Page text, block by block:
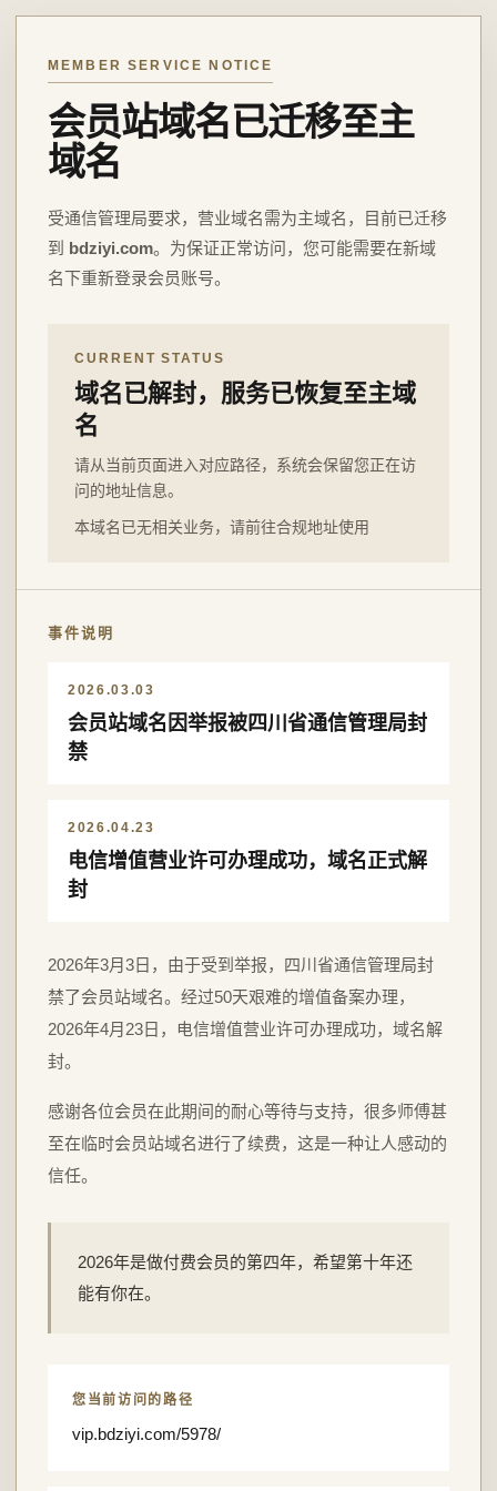
MEMBER SERVICE NOTICE
会员站域名已迁移至主
域名
受通信管理局要求，营业域名需为主域名，目前已迁移
到 bdziyi.com。为保证正常访问，您可能需要在新域
名下重新登录会员账号。
CURRENT STATUS
域名已解封，服务已恢复至主域
名
请从当前页面进入对应路径，系统会保留您正在访
问的地址信息。
本域名已无相关业务，请前往合规地址使用
事件说明
2026.03.03
会员站域名因举报被四川省通信管理局封
禁
2026.04.23
电信增值营业许可办理成功，域名正式解
封
2026年3月3日，由于受到举报，四川省通信管理局封
禁了会员站域名。经过50天艰难的增值备案办理，
2026年4月23日，电信增值营业许可办理成功，域名解
封。
感谢各位会员在此期间的耐心等待与支持，很多师傅甚
至在临时会员站域名进行了续费，这是一种让人感动的
信任。
2026年是做付费会员的第四年，希望第十年还
能有你在。
您当前访问的路径
vip.bdziyi.com/5978/